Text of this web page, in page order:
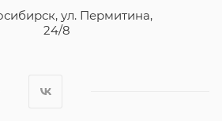
ул. Пермитина,
24/8